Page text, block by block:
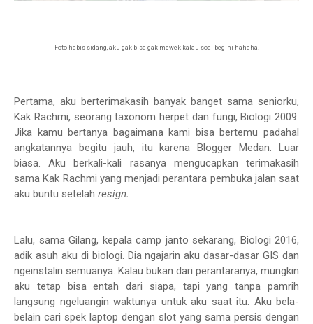
Foto habis sidang, aku gak bisa gak mewek kalau soal begini hahaha.
Pertama, aku berterimakasih banyak banget sama seniorku,
Kak Rachmi, seorang taxonom herpet dan fungi, Biologi 2009.
Jika kamu bertanya bagaimana kami bisa bertemu padahal
angkatannya begitu jauh, itu karena Blogger Medan. Luar
biasa. Aku berkali-kali rasanya mengucapkan terimakasih
sama Kak Rachmi yang menjadi perantara pembuka jalan saat
aku buntu setelah resign.
Lalu, sama Gilang, kepala camp janto sekarang, Biologi 2016,
adik asuh aku di biologi. Dia ngajarin aku dasar-dasar GIS dan
ngeinstalin semuanya. Kalau bukan dari perantaranya, mungkin
aku tetap bisa entah dari siapa, tapi yang tanpa pamrih
langsung ngeluangin waktunya untuk aku saat itu. Aku bela-
belain cari spek laptop dengan slot yang sama persis dengan